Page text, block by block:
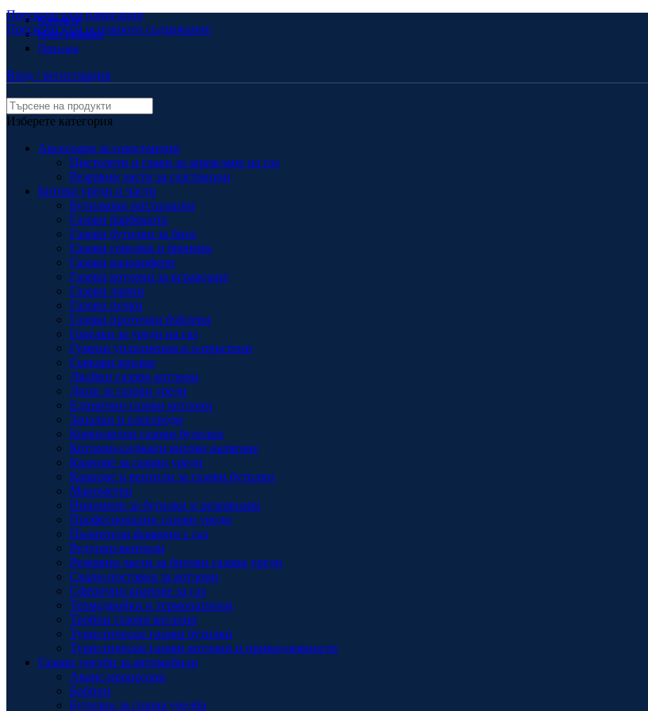
Прескочи към навигация
Прескочи към основното съдържание
Контакти
Моят профил
Поръчки
Вход / регистрация
Изберете категория
Аксесоари за газостанции
Пистолети и глави за зареждане на газ
Резервни части за газстанции
Битови уреди и части
Бутилкови инсталации
Газови барбекюта
Газови бутилки за бита
Газови горелки и бренери
Газови калорифери
Газови котлони за вграждане
Газови лампи
Газови печки
Газови проточни бойлери
Горелки за уреди на газ
Гумени уплътнения и о-пръстени
Гъвкави връзки
Двойни газови котлони
Дюзи за газови уреди
Единични газови котлони
Запалки и електроди
Композитни газови бутилки
Котлони-саджаци високо налягане
Кранове за газови уреди
Кранове и вентили за газови бутилки
Манометри
Нивомери за бутилки и резервоари
Професионални газови уреди
Пълнители,флакони с газ
Редуцир-вентили
Резервни части за битови газови уреди
Скари-поставки за котлони
Сферични кранове за газ
Термодвойки и термопатрони
Тройни газови котлони
Туристически газови бутилки
Туристически газови котлони и принадлежности
Газови уредби за автомобили
Аванс-процесори
Бобини
Бутилки за газова уредба